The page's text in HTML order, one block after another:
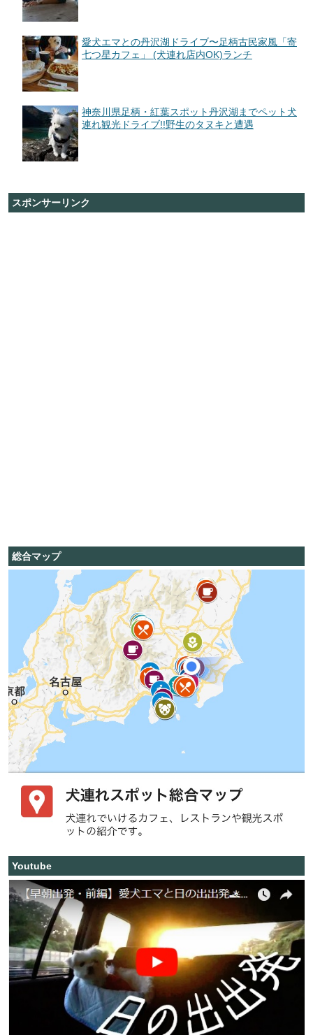
愛犬エマとの丹沢湖ドライブ〜足柄古民家風「寄
七つ星カフェ」 (犬連れ店内OK)ランチ
神奈川県足柄・紅葉スポット丹沢湖までペット犬
連れ観光ドライブ!!野生のタヌキと遭遇
スポンサーリンク
総合マップ
Youtube